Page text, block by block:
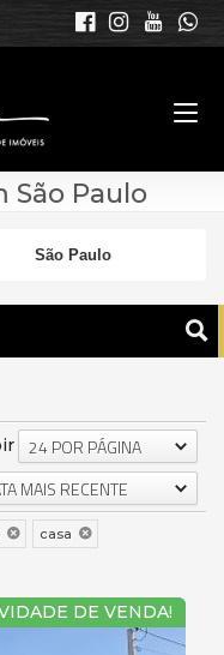
São Paulo
São Paulo
24 POR PÁGINA
MAIS RECENTE
casa
DE VENDA!